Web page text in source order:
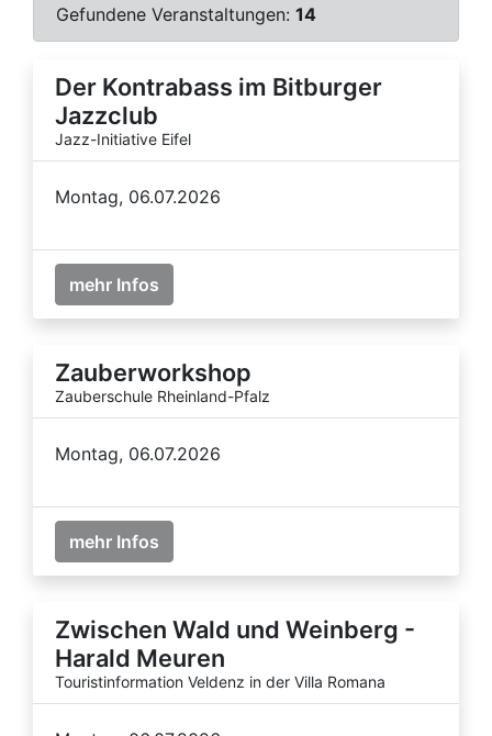
Gefundene Veranstaltungen: 14
Der Kontrabass im Bitburger
Jazzclub
Jazz-Initiative Eifel
Montag, 06.07.2026
mehr Infos
Zauberworkshop
Zauberschule Rheinland-Pfalz
Montag, 06.07.2026
mehr Infos
Zwischen Wald und Weinberg -
Harald Meuren
Touristinformation Veldenz in der Villa Romana